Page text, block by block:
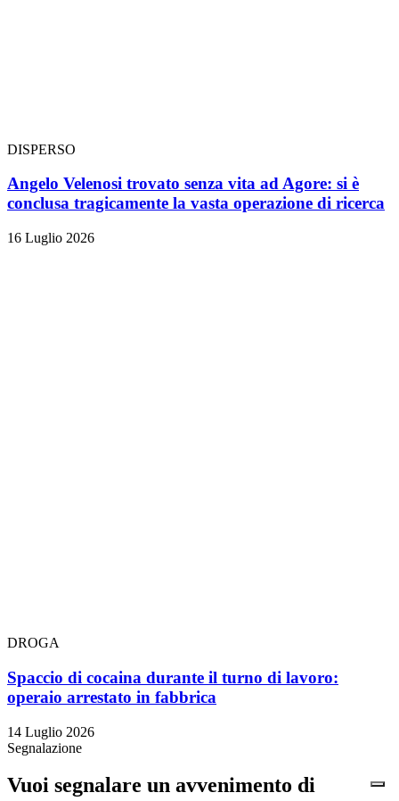
DISPERSO
Angelo Velenosi trovato senza vita ad Agore: si è
conclusa tragicamente la vasta operazione di ricerca
16 Luglio 2026
DROGA
Spaccio di cocaina durante il turno di lavoro:
operaio arrestato in fabbrica
14 Luglio 2026
Segnalazione
Vuoi segnalare un avvenimento di